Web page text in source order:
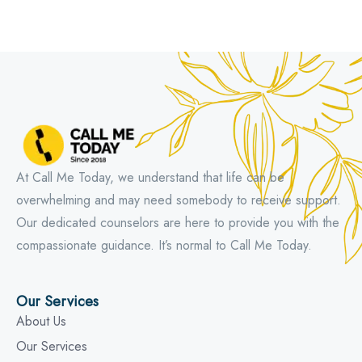
At Call Me Today, we understand that life can be
overwhelming and may need somebody to receive support.
Our dedicated counselors are here to provide you with the
compassionate guidance. It’s normal to Call Me Today.
Our Services
About Us
Our Services